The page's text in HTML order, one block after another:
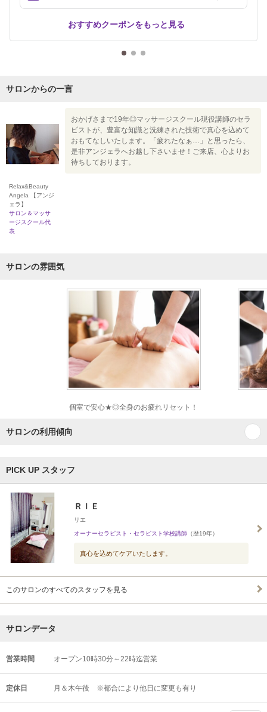
おすすめクーポンをもっと見る
サロンからの一言
Relax&Beauty
Angela 【アンジ
ェラ】
サロン＆マッサ
ージスクール代
表
おかげさまで19年◎マッサージスクール現役講師のセラ
ピストが、豊富な知識と洗練された技術で真心を込めて
おもてなしいたします。「疲れたなぁ…」と思ったら、
是非アンジェラへお越し下さいませ！ご来店、心よりお
待ちしております。
サロンの雰囲気
個室で安心★◎全身のお疲れリセット！
サロンの利用傾向
PICK UP スタッフ
ＲＩＥ
リエ
オーナーセラピスト・セラピスト学校講師 （歴19年）
真心を込めてケアいたします。
このサロンのすべてのスタッフを見る
サロンデータ
営業時間 オープン10時30分～22時迄営業
定休日 月＆木午後 ※都合により他日に変更も有り